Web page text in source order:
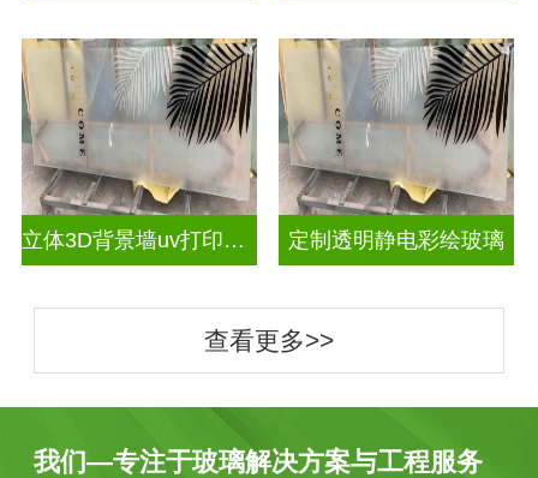
立体3D背景墙uv打印玻璃 定制透明静电彩绘玻璃
查看更多>>
我们—专注于玻璃解决方案与工程服务